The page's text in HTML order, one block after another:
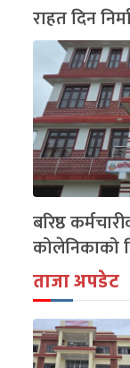
राहत दिन
बरिष्ठ
कोलेनिकाको
ताजा अपडेट